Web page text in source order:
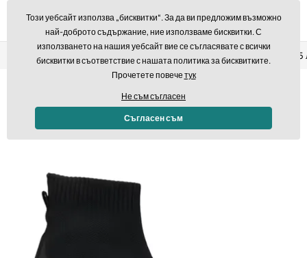
Връщане в рамките на 14 дни Бърза доставка над
Този уебсайт използва „бисквитки“. За да ви предложим възможно
най-доброто съдържание, ние използваме бисквитки. С
използването на нашия уебсайт вие се съгласявате с всички
бисквитки в съответствие с нашата политика за бисквитките.
Прочетете повечетук
Не съм съгласен
Съгласен съм